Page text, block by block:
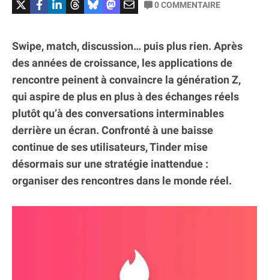
0COMMENTAIRE
Swipe, match, discussion… puis plus rien. Après
des années de croissance, les applications de
rencontre peinent à convaincre la génération Z,
qui aspire de plus en plus à des échanges réels
plutôt qu’à des conversations interminables
derrière un écran. Confronté à une baisse
continue de ses utilisateurs, Tinder mise
désormais sur une stratégie inattendue :
organiser des rencontres dans le monde réel.